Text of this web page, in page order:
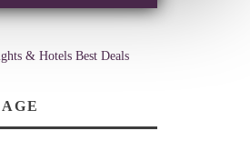
& Hotels Best Deals